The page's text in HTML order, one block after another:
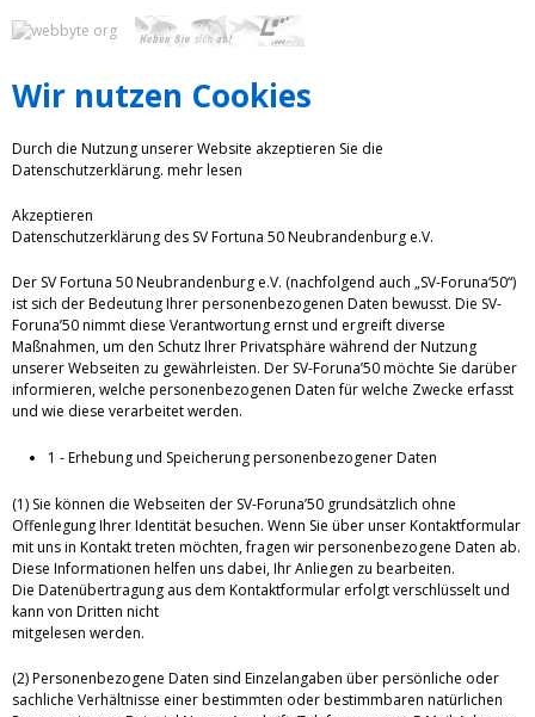
Wir nutzen Cookies
Durch die Nutzung unserer Website akzeptieren Sie die
Datenschutzerklärung. mehr lesen
Akzeptieren
Datenschutzerklärung des SV Fortuna 50 Neubrandenburg e.V.
Der SV Fortuna 50 Neubrandenburg e.V. (nachfolgend auch „SV-Foruna‘50“)
ist sich der Bedeutung Ihrer personenbezogenen Daten bewusst. Die SV-
Foruna’50 nimmt diese Verantwortung ernst und ergreift diverse
Maßnahmen, um den Schutz Ihrer Privatsphäre während der Nutzung
unserer Webseiten zu gewährleisten. Der SV-Foruna’50 möchte Sie darüber
informieren, welche personenbezogenen Daten für welche Zwecke erfasst
und wie diese verarbeitet werden.
1 - Erhebung und Speicherung personenbezogener Daten
(1) Sie können die Webseiten der SV-Foruna’50 grundsätzlich ohne
Offenlegung Ihrer Identität besuchen. Wenn Sie über unser Kontaktformular
mit uns in Kontakt treten möchten, fragen wir personenbezogene Daten ab.
Diese Informationen helfen uns dabei, Ihr Anliegen zu bearbeiten.
Die Datenübertragung aus dem Kontaktformular erfolgt verschlüsselt und
kann von Dritten nicht
mitgelesen werden.
(2) Personenbezogene Daten sind Einzelangaben über persönliche oder
sachliche Verhältnisse einer bestimmten oder bestimmbaren natürlichen